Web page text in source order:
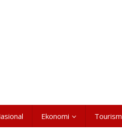
Ekonomi Tourism